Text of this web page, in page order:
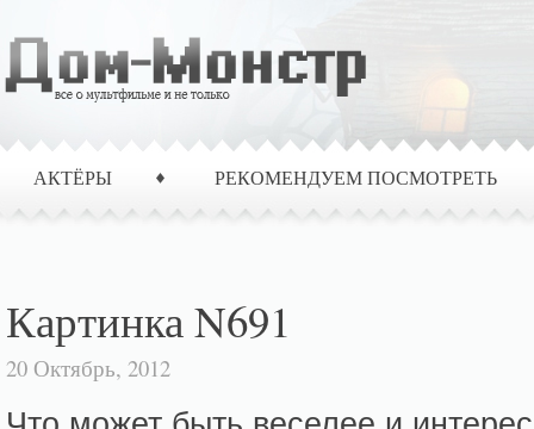
АКТЁРЫ РЕКОМЕНДУЕМ ПОСМОТРЕТЬ
Картинка N691
20 Октябрь, 2012